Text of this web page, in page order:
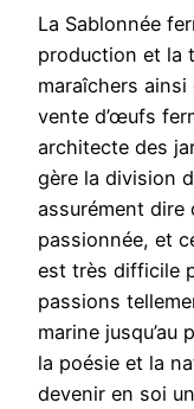
La Sablonnée
production et la
maraîchers
vente d’œufs
architecte des
gère la division
assurément dire
passionnée, et
est très difficile
passions
marine
la poésie et la
devenir en soi